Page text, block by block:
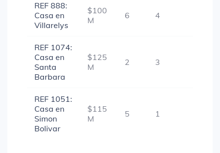
REF 888:
Casa en
Villarelys
$100
M
6 4
REF 1074:
Casa en
Santa
Barbara
$125
M
2 3
REF 1051:
Casa en
Simon
Bolivar
$115
M
5 1